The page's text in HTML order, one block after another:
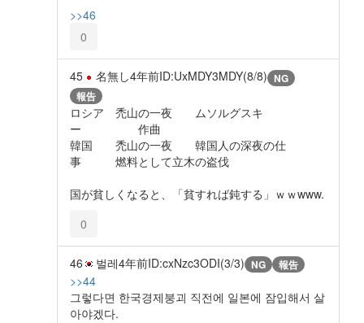
>>46
0
45 名無し4年前ID:UxMDY3MDY(8/8) NG
報告
ロシア 禿山の一夜 ムソルグスキ
ー 作曲
韓国 禿山の一夜 韓国人の深夜の仕
事 燃料として立木の盗伐
国が貧しくなると、「貧すれば鈍する」ｗｗwww.
0
46 벌레4年前ID:cxNzc3ODI(3/3) NG 報告
>>44
그렇다면 한국경제붕괴 직전에 일본에 잠입해서 살
아야겠다.